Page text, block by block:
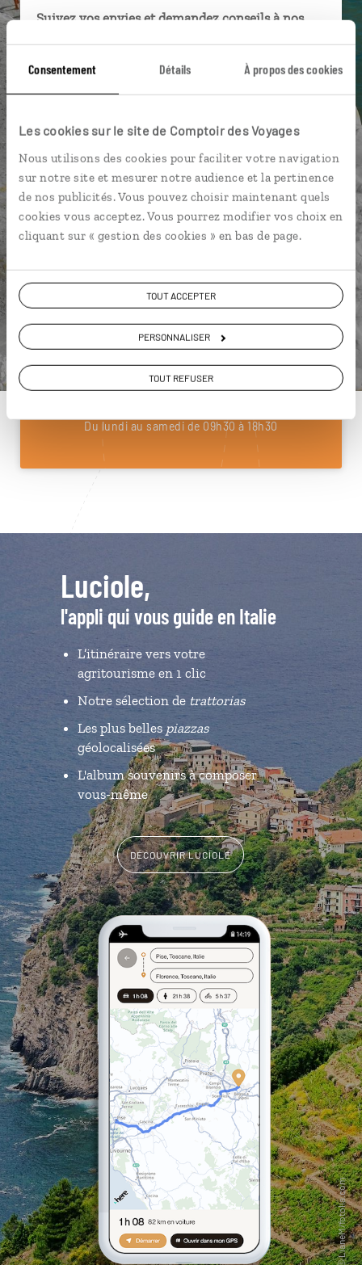
Consentement Détails À propos des cookies
Les cookies sur le site de Comptoir des Voyages
Nous utilisons des cookies pour faciliter votre navigation
sur notre site et mesurer notre audience et la pertinence
de nos publicités. Vous pouvez choisir maintenant quels
cookies vous acceptez. Vous pourrez modifier vos choix en
cliquant sur « gestion des cookies » en bas de page.
TOUT ACCEPTER
PERSONNALISER
TOUT REFUSER
Suivez vos envies et demandez conseils à nos
Ils sauront organiser votre itinéraire au plus
près de vos envies et de la réalité du pays.
connectés en agence, mais aussi par email ou
téléphone.
Vous gardez le même interlocuteur avant,
pendant et après votre voyage.
DEMANDER UN DEVIS
ou
Construisez votre voyage avec un spécialiste Italie
01 85 08 22 97
Du lundi au samedi de 09h30 à 18h30
Luciole,
l'appli qui vous guide en Italie
L’itinéraire vers votre
agritourisme en 1 clic
Notre sélection de trattorias
Les plus belles piazzas
géolocalisées
L'album souvenirs à composer
vous-même
DÉCOUVRIR LUCIOLE